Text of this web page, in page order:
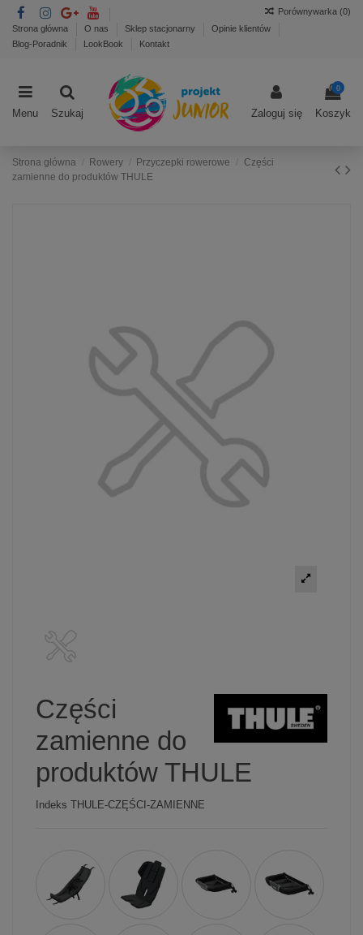
Strona główna O nas Sklep stacjonarny
Opinie klientów
Blog-Poradnik
LookBook Kontakt
Porównywarka (0)
Menu Szukaj Zaloguj się
0
Koszyk
Strona główna Rowery Przyczepki rowerowe
Części
zamienne do produktów THULE
Części
zamienne do
produktów THULE
Indeks THULE-CZĘŚCI-ZAMIENNE